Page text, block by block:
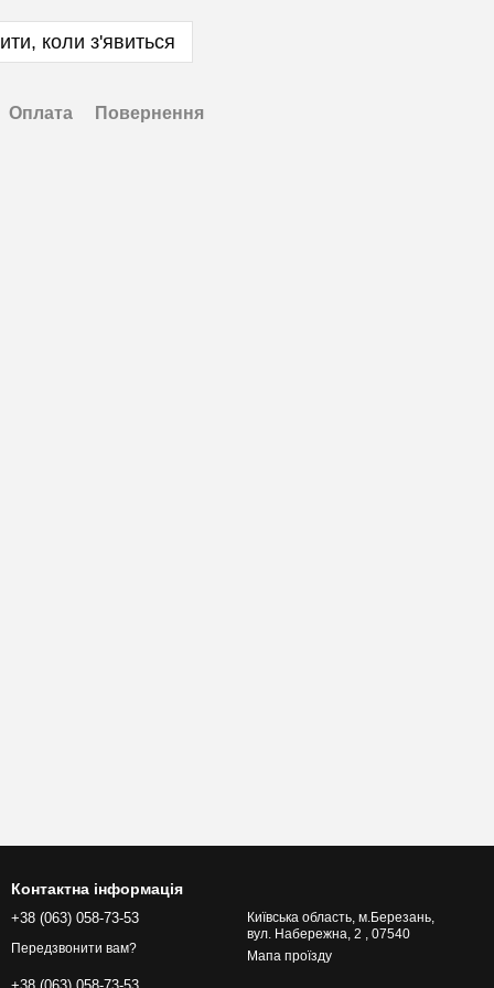
коли з'явиться
Оплата Повернення
Контактна інформація
+38 (063) 058-73-53
Передзвонити вам?
Київська область, м.Березань,
вул. Набережна, 2 , 07540
Мапа проїзду